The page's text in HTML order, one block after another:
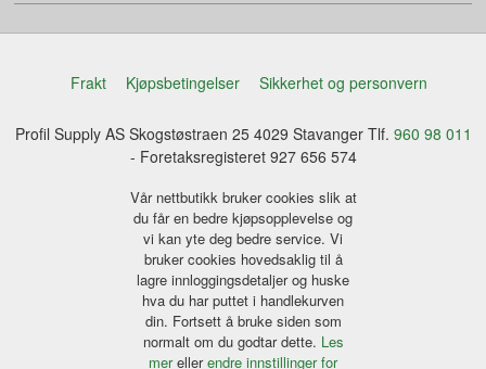
Frakt Kjøpsbetingelser Sikkerhet og personvern
Profil Supply AS Skogstøstraen 25 4029 Stavanger Tlf. 960 98 011
- Foretaksregisteret 927 656 574
Vår nettbutikk bruker cookies slik at
du får en bedre kjøpsopplevelse og
vi kan yte deg bedre service. Vi
bruker cookies hovedsaklig til å
lagre innloggingsdetaljer og huske
hva du har puttet i handlekurven
din. Fortsett å bruke siden som
normalt om du godtar dette. Les
merellerendre innstillinger for